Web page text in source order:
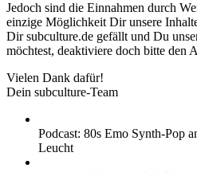
Jedoch sind die Einnahmen durch
einzige Möglichkeit Dir unsere
Dir subculture.de gefällt und Du
möchtest, deaktiviere doch bitte den
Vielen Dank dafür!
Dein subculture-Team
Podcast: 80s Emo Synth-Pop
Leucht